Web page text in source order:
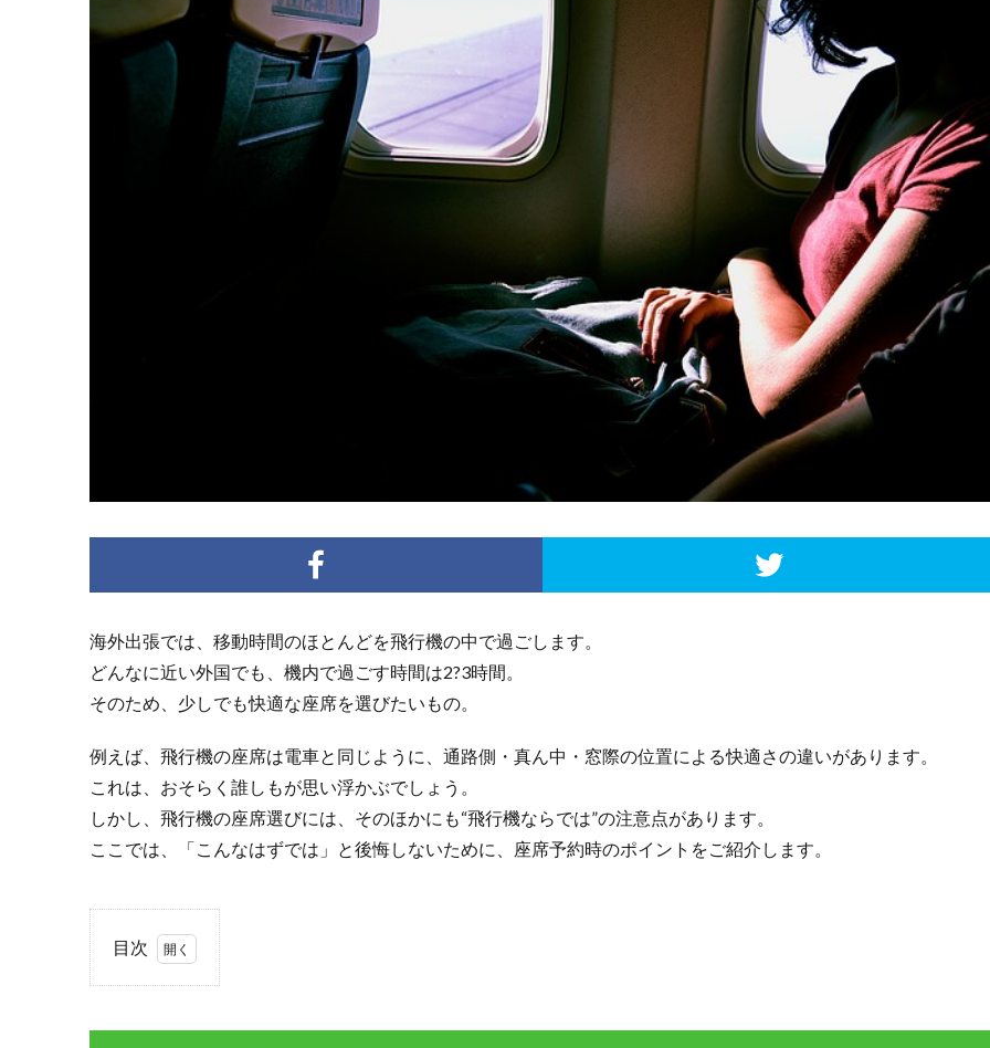
海外出張では、移動時間のほとんどを飛行機の中で過ごします。
どんなに近い外国でも、機内で過ごす時間は2?3時間。
そのため、少しでも快適な座席を選びたいもの。
例えば、飛行機の座席は電車と同じように、通路側・真ん中・窓際の位置による快適さの違いがあります。
これは、おそらく誰しもが思い浮かぶでしょう。
しかし、飛行機の座席選びには、そのほかにも“飛行機ならでは”の注意点があります。
ここでは、「こんなはずでは」と後悔しないために、座席予約時のポイントをご紹介します。
目次
1.
選ぶ